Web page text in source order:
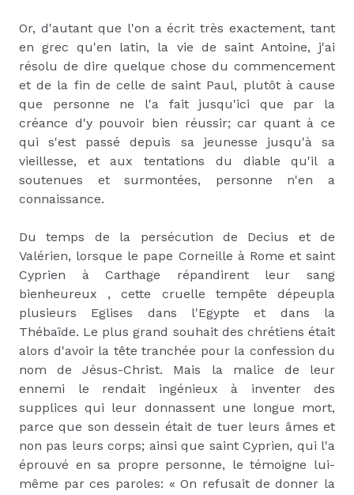
Or, d'autant que l'on a écrit très exactement, tant
en grec qu'en latin, la vie de saint Antoine, j'ai
résolu de dire quelque chose du commencement
et de la fin de celle de saint Paul, plutôt à cause
que personne ne l'a fait jusqu'ici que par la
créance d'y pouvoir bien réussir; car quant à ce
qui s'est passé depuis sa jeunesse jusqu'à sa
vieillesse, et aux tentations du diable qu'il a
soutenues et surmontées, personne n'en a
connaissance.
Du temps de la persécution de Decius et de
Valérien, lorsque le pape Corneille à Rome et saint
Cyprien à Carthage répandirent leur sang
bienheureux , cette cruelle tempête dépeupla
plusieurs Eglises dans l'Egypte et dans la
Thébaïde. Le plus grand souhait des chrétiens était
alors d'avoir la tête tranchée pour la confession du
nom de Jésus-Christ. Mais la malice de leur
ennemi le rendait ingénieux à inventer des
supplices qui leur donnassent une longue mort,
parce que son dessein était de tuer leurs âmes et
non pas leurs corps; ainsi que saint Cyprien, qui l'a
éprouvé en sa propre personne, le témoigne lui-
même par ces paroles: « On refusait de donner la